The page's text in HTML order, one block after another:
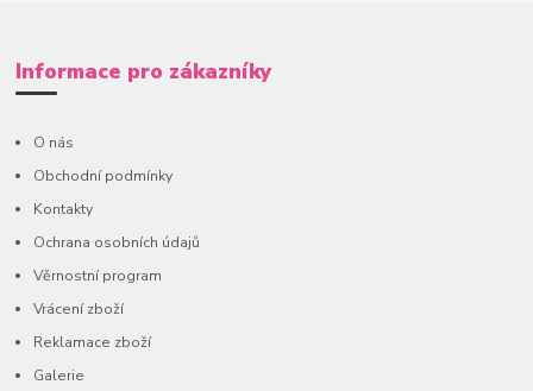
Informace pro zákazníky
O nás
Obchodní podmínky
Kontakty
Ochrana osobních údajů
Věrnostní program
Vrácení zboží
Reklamace zboží
Galerie